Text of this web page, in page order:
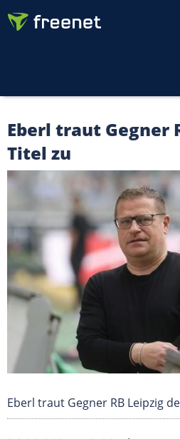
Eberl traut Gegner
Titel zu
Eberl traut Gegner RB Leipzig